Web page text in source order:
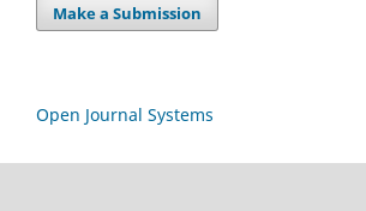
Make a Submission
Open Journal Systems